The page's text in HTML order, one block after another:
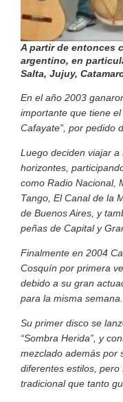
A partir de entonces
argentino, en
Salta, Jujuy,
En el año 2003
importante que tiene
Cafayate”, por pedido
Luego deciden viajar a
horizontes,
como Radio Nacional,
Tango, El Canal de la
de Buenos Aires, y
peñas de Capital y
Finalmente en 2004
Cosquín por primera
debido a su gran
para la misma semana.
Su primer disco se
“Sombra Herida”, y
mezclado además por
diferentes estilos,
tradicional que tanto